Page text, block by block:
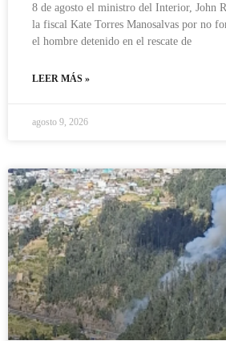
8 de agosto el ministro del Interior, John
la fiscal Kate Torres Manosalvas por no
el hombre detenido en el rescate de
LEER MÁS »
agosto 9, 2026